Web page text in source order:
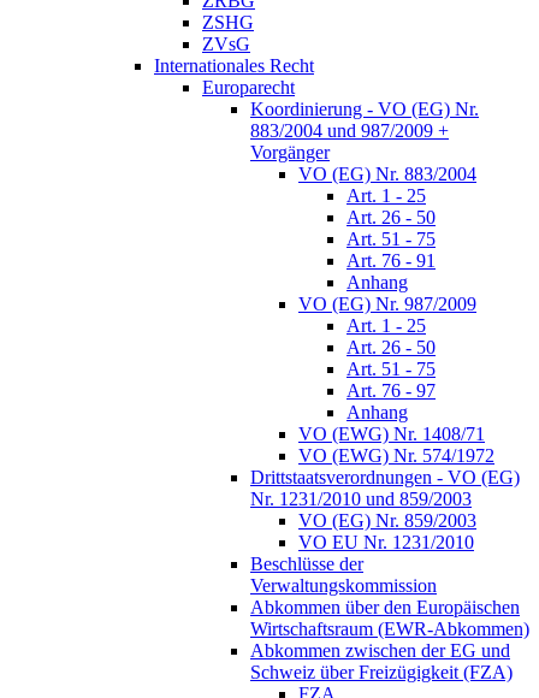
ZSHG
ZVsG
Internationales Recht
Europarecht
Koordinierung - VO (EG) Nr.
883/2004 und 987/2009 +
Vorgänger
VO (EG) Nr. 883/2004
Art. 1 - 25
Art. 26 - 50
Art. 51 - 75
Art. 76 - 91
Anhang
VO (EG) Nr. 987/2009
Art. 1 - 25
Art. 26 - 50
Art. 51 - 75
Art. 76 - 97
Anhang
VO (EWG) Nr. 1408/71
VO (EWG) Nr. 574/1972
Drittstaatsverordnungen - VO (EG)
Nr. 1231/2010 und 859/2003
VO (EG) Nr. 859/2003
VO EU Nr. 1231/2010
Beschlüsse der
Verwaltungskommission
Abkommen über den Europäischen
Wirtschaftsraum (EWR-Abkommen)
Abkommen zwischen der EG und
Schweiz über Freizügigkeit (FZA)
FZA